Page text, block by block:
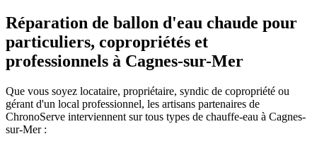
Réparation de ballon d'eau chaude pour
particuliers, copropriétés et
professionnels à Cagnes-sur-Mer
Que vous soyez locataire, propriétaire, syndic de copropriété ou
gérant d'un local professionnel, les artisans partenaires de
ChronoServe interviennent sur tous types de chauffe-eau à Cagnes-
sur-Mer :